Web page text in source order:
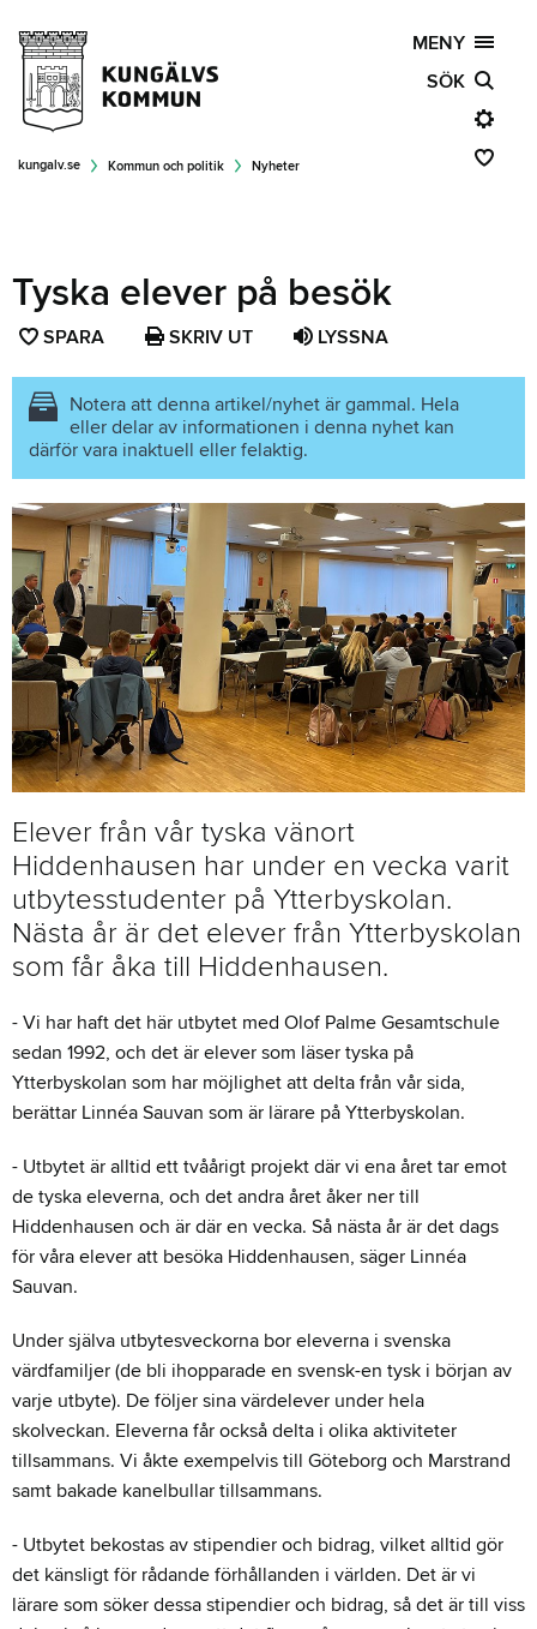
MENY
SÖK
kungalv.se Kommun och politik Nyheter
Tyska elever på besök
SPARA SPARA
SOM
FAVORIT
SKRIV UT LYSSNA
Notera att denna artikel/nyhet är gammal. Hela
eller delar av informationen i denna nyhet kan
därför vara inaktuell eller felaktig.
Elever från vår tyska vänort
Hiddenhausen har under en vecka varit
utbytesstudenter på Ytterbyskolan.
Nästa år är det elever från Ytterbyskolan
som får åka till Hiddenhausen.
- Vi har haft det här utbytet med Olof Palme Gesamtschule
sedan 1992, och det är elever som läser tyska på
Ytterbyskolan som har möjlighet att delta från vår sida,
berättar Linnéa Sauvan som är lärare på Ytterbyskolan.
- Utbytet är alltid ett tvåårigt projekt där vi ena året tar emot
de tyska eleverna, och det andra året åker ner till
Hiddenhausen och är där en vecka. Så nästa år är det dags
för våra elever att besöka Hiddenhausen, säger Linnéa
Sauvan.
Under själva utbytesveckorna bor eleverna i svenska
värdfamiljer (de bli ihopparade en svensk-en tysk i början av
varje utbyte). De följer sina värdelever under hela
skolveckan. Eleverna får också delta i olika aktiviteter
tillsammans. Vi åkte exempelvis till Göteborg och Marstrand
samt bakade kanelbullar tillsammans.
- Utbytet bekostas av stipendier och bidrag, vilket alltid gör
det känsligt för rådande förhållanden i världen. Det är vi
lärare som söker dessa stipendier och bidrag, så det är till viss